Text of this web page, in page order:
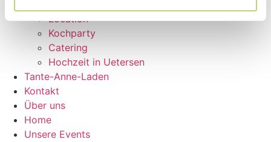
Location
Kochparty
Catering
Hochzeit in Uetersen
Tante-Anne-Laden
Kontakt
Über uns
Home
Unsere Events